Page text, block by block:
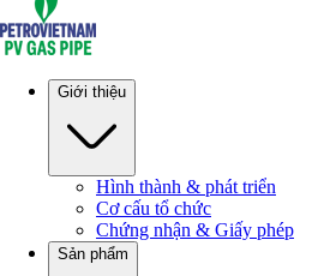
Giới thiệu
Hình thành & phát triển
Cơ cấu tổ chức
Chứng nhận & Giấy phép
Sản phẩm